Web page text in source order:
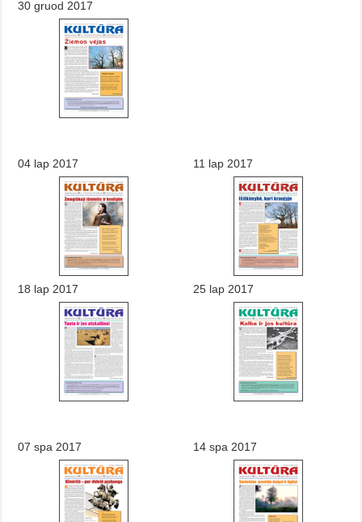
30 gruod 2017
04 lap 2017 11 lap 2017
18 lap 2017 25 lap 2017
07 spa 2017 14 spa 2017